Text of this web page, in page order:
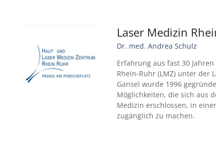
Laser Medizin
Dr. med. Andrea Schulz
Erfahrung aus fast 30
Rhein-Ruhr (LMZ) unter der
Gansel wurde 1996
Möglichkeiten, die sich aus
Medizin erschlossen, in
zugänglich zu machen.